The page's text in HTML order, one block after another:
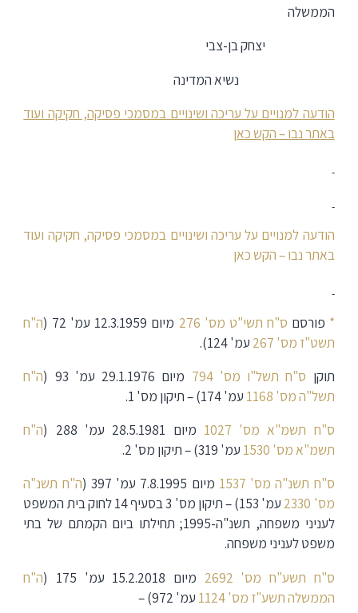
הממשלה
יצחק בן-צבי
נשיא המדינה
הודעה למנויים על עריכה ושינויים במסמכי פסיקה, חקיקה ועוד
באתר נבו – הקש כאן
הודעה למנויים על עריכה ושינויים במסמכי פסיקה, חקיקה ועוד
באתר נבו – הקש כאן
* פורסם ס"ח תשי"ט מס' 276 מיום 12.3.1959 עמ' 72 (
ה"ח
תשט"ז מס' 267
עמ' 124).
תוקן ס"ח תשל"ו מס' 794 מיום 29.1.1976 עמ' 93 (
ה"ח
תשל"ה מס' 1168
עמ' 174) – תיקון מס' 1.
ס"ח תשמ"א מס' 1027
מיום 28.5.1981 עמ' 288 (
ה"ח
תשמ"א מס' 1530
עמ' 319) – תיקון מס' 2.
ס"ח תשנ"ה מס' 1537
מיום 7.8.1995 עמ' 397 (
ה"ח תשנ"ה
מס' 2330
עמ' 153) – תיקון מס' 3 בסעיף 14 לחוק בית המשפט
לעניני משפחה, תשנ"ה-1995; תחילתו ביום הקמתם של בתי
משפט לעניני משפחה.
ס"ח תשע"ח מס' 2692
מיום 15.2.2018 עמ' 175 (
ה"ח
הממשלה תשע"ז מס' 1124
עמ' 972) –